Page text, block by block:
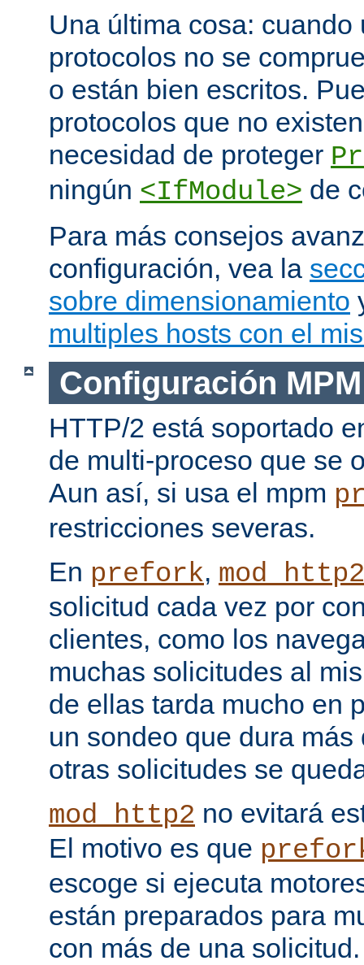
Una última cosa:
protocolos no se
o están bien escritos.
protocolos que no
necesidad de proteger
ningún <IfModule> de
Para más consejos
configuración, vea la
sobre dimensionamiento
multiples hosts con el
Configuración MPM
HTTP/2 está soportado
de multi-proceso que se
Aun así, si usa el mpm
restricciones severas.
En prefork, mod_http2
solicitud cada vez por
clientes, como los
muchas solicitudes al
de ellas tarda mucho en
un sondeo que dura
otras solicitudes se
mod_http2 no evitará
El motivo es que
escoge si ejecuta
están preparados para
con más de una solicitud.